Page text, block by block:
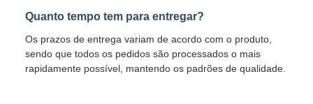
Quanto tempo tem para entregar?
Os prazos de entrega variam de acordo com o produto,
sendo que todos os pedidos são processados o mais
rapidamente possível, mantendo os padrões de qualidade.